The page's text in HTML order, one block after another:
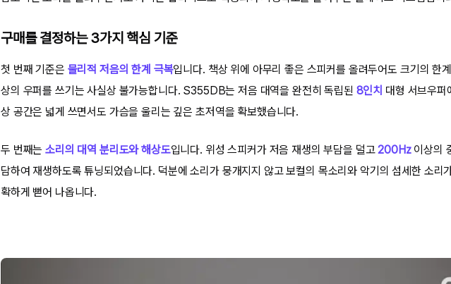
구매를 결정하는 3가지 핵심 기준
첫 번째 기준은 물리적 저음의 한계 극복입니다. 책상 위에 아무리 좋은 스피커를 올려두어도 크기의 한
상의 우퍼를 쓰기는 사실상 불가능합니다. S355DB는 저음 대역을 완전히 독립된 8인치 대형 서브우퍼
상 공간은 넓게 쓰면서도 가슴을 울리는 깊은 초저역을 확보했습니다.
두 번째는소리의 대역 분리도와 해상도입니다. 위성 스피커가 저음 재생의 부담을 덜고200Hz이상의
담하여 재생하도록 튜닝되었습니다. 덕분에 소리가 뭉개지지 않고 보컬의 목소리와 악기의 섬세한 소리
확하게 뻗어 나옵니다.